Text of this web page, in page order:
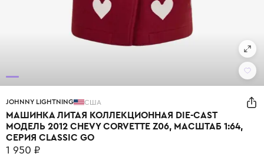
JOHNNY LIGHTNING США
МАШИНКА ЛИТАЯ КОЛЛЕКЦИОННАЯ DIE-СAST
МОДЕЛЬ 2012 CHEVY CORVETTE Z06, МАСШТАБ 1:64,
СЕРИЯ CLASSIC GO
1 950 ₽